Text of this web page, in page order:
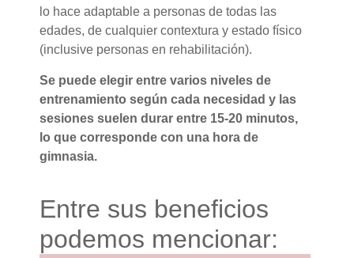
lo hace adaptable a personas de todas las
edades, de cualquier contextura y estado físico
(inclusive personas en rehabilitación).
Se puede elegir entre varios niveles de
entrenamiento según cada necesidad y las
sesiones suelen durar entre 15-20 minutos,
lo que corresponde con una hora de
gimnasia.
Entre sus beneficios
podemos mencionar: